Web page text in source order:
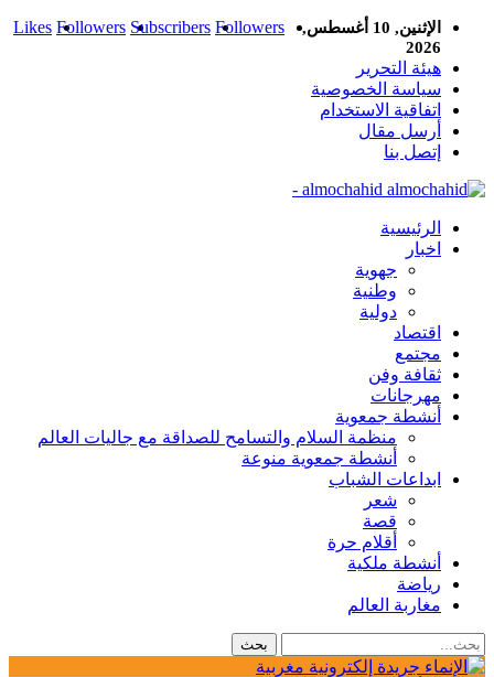
Likes Followers Subscribers Followers
الإثنين, 10 أغسطس,
2026
هيئة التحرير
سياسة الخصوصية
اتفاقية الاستخدام
أرسل مقال
إتصل بنا
almochahid -
الرئيسية
اخبار
جهوية
وطنية
دولية
اقتصاد
مجتمع
ثقافة وفن
مهرجانات
أنشطة جمعوية
منظمة السلام والتسامح للصداقة مع جاليات العالم
أنشطة جمعوية منوعة
ابداعات الشباب
شعر
قصة
أقلام حرة
أنشطة ملكية
رياضة
مغاربة العالم